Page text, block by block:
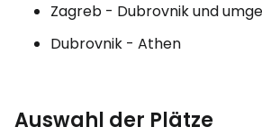
Zagreb - Dubrovnik und
Dubrovnik - Athen
Auswahl der Plätze